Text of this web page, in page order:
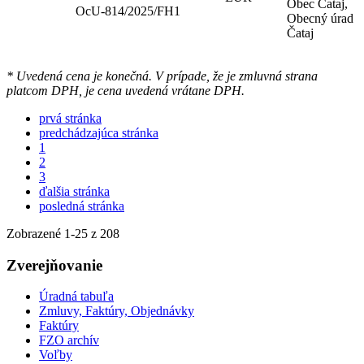
OcU-814/2025/FH1
Obec Čataj,
Obecný úrad
Čataj
* Uvedená cena je konečná. V prípade, že je zmluvná strana
platcom DPH, je cena uvedená vrátane DPH.
prvá stránka
predchádzajúca stránka
1
2
3
ďalšia stránka
posledná stránka
Zobrazené 1-25 z 208
Zverejňovanie
Úradná tabuľa
Zmluvy, Faktúry, Objednávky
Faktúry
FZO archív
Voľby